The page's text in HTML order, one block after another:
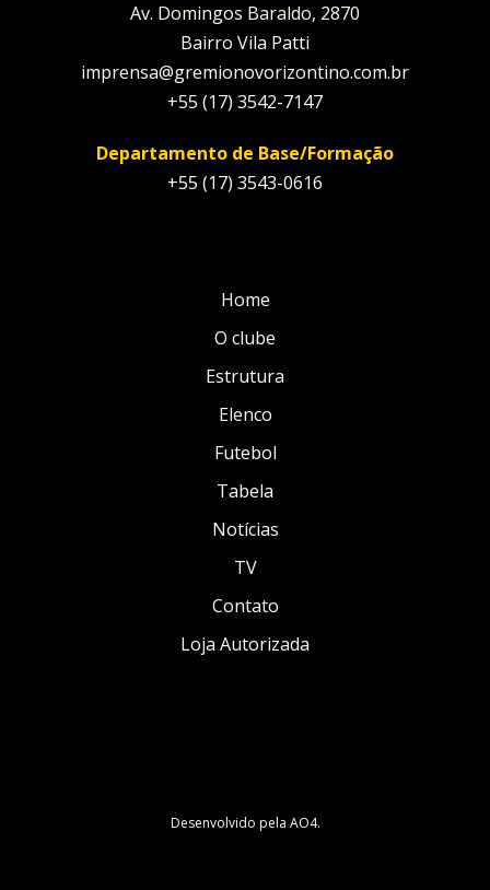
Av. Domingos Baraldo, 2870
Bairro Vila Patti
imprensa@gremionovorizontino.com.br
+55 (17) 3542-7147
Departamento de Base/Formação
+55 (17) 3543-0616
Home
O clube
Estrutura
Elenco
Futebol
Tabela
Notícias
TV
Contato
Loja Autorizada
Desenvolvido pela AO4.